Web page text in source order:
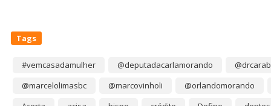
Tags
#vemcasadamulher @deputadacarlamorando
@marcelolimasbc
@marcovinholi
@orlandomorando